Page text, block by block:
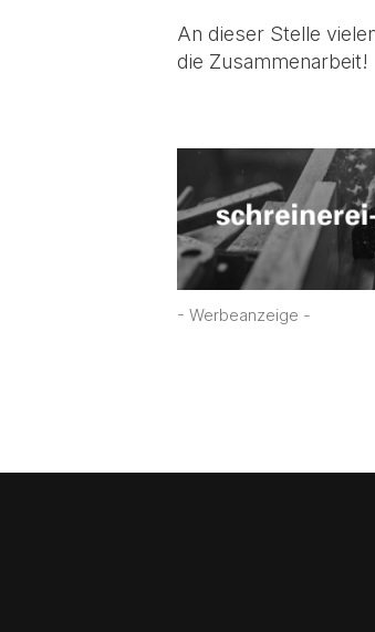
An dieser Stelle
die Zusammenarbeit!
- Werbeanzeige -